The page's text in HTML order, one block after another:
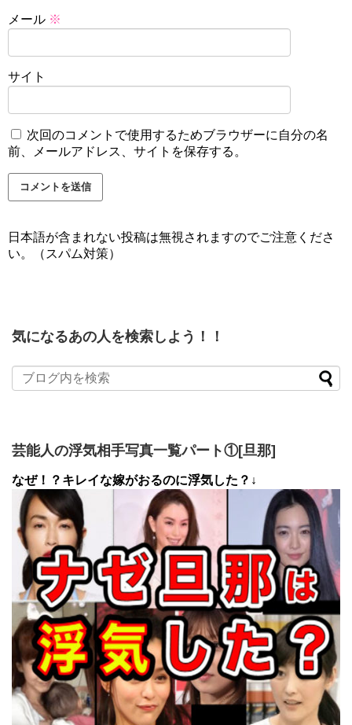
メール ※
サイト
次回のコメントで使用するためブラウザーに自分の名
前、メールアドレス、サイトを保存する。
日本語が含まれない投稿は無視されますのでご注意くださ
い。（スパム対策）
気になるあの人を検索しよう！！
芸能人の浮気相手写真一覧パート①[旦那]
なぜ！？キレイな嫁がおるのに浮気した？↓